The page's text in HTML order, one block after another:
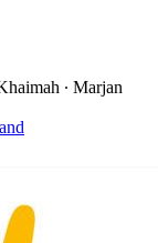
∙ Marjan